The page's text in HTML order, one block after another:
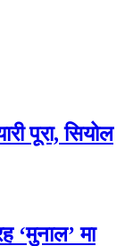
पूरा, सियोल
‘मुनाल’ मा